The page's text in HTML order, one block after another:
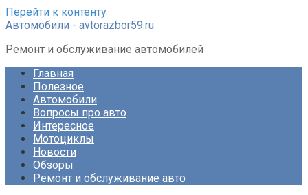
Перейти к контенту
Автомобили - avtorazbor59.ru
Ремонт и обслуживание автомобилей
Главная
Полезное
Автомобили
Вопросы про авто
Интересное
Мотоциклы
Новости
Обзоры
Ремонт и обслуживание авто